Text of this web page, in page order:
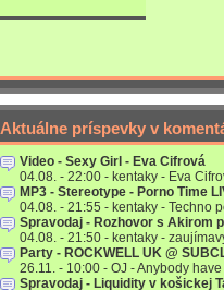
Aktuálne príspevky v
Video - Sexy Girl - Eva Cifrová
04.08. - 22:00 - kentaky - Eva
MP3 - Stereotype - Porno Time
04.08. - 21:55 - kentaky - Techno
Spravodaj - Rozhovor s Akirom
04.08. - 21:50 - kentaky -
Party - ROCKWELL UK @
26.11. - 10:00 - OJ - Anybody
Spravodaj - Liquidity v košickej